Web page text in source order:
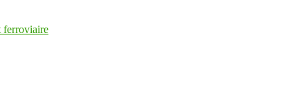
ferroviaire